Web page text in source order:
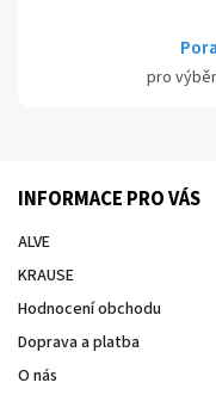
pro
INFORMACE PRO VÁS
ALVE
KRAUSE
Hodnocení obchodu
Doprava a platba
O nás